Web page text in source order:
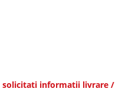
solicitati informatii livrare /